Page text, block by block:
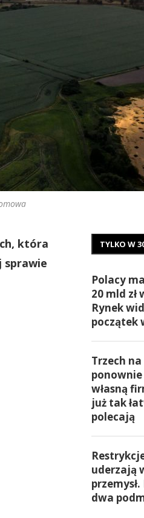
która
sprawie
TYLKO W
Polacy
20 mld zł
Rynek
początek
Trzech
ponownie
własną
już tak
polecają
uderzają
dwa